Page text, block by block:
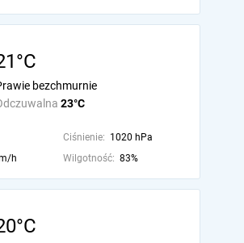
23°C
bezchmurnie
Ciśnienie: 1020 hPa
h Wilgotność: 83%